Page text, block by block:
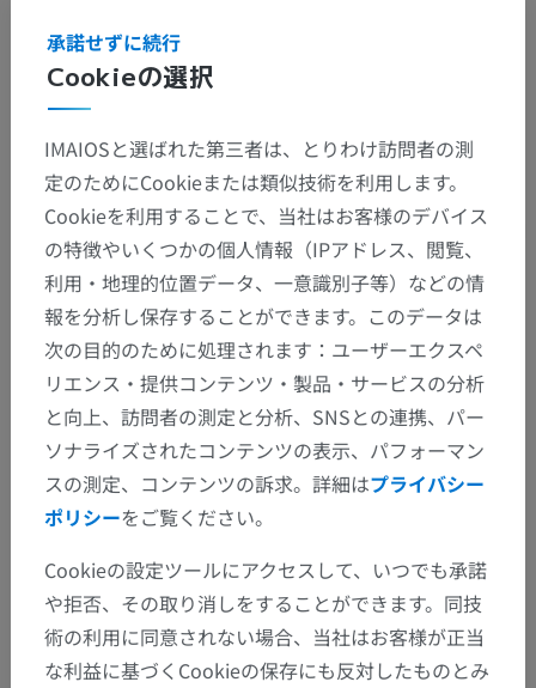
人体神経解剖学
翻訳
間違いを発見しましたか？
修正や翻訳、内容の改善の提案がありましたらどう
ぞお知らせください。
問題を報告
アプリを入手
Cookieの選択
承諾せずに続行
IMAIOSと選ばれた第三者は、とりわけ訪問者の測
定のためにCookieまたは類似技術を利用します。
Cookieを利用することで、当社はお客様のデバイス
の特徴やいくつかの個人情報（IPアドレス、閲覧、
利用・地理的位置データ、一意識別子等）などの情
報を分析し保存することができます。このデータは
次の目的のために処理されます：ユーザーエクスペ
リエンス・提供コンテンツ・製品・サービスの分析
と向上、訪問者の測定と分析、SNSとの連携、パー
ソナライズされたコンテンツの表示、パフォーマン
スの測定、コンテンツの訴求。詳細はプライバシー
ポリシーをご覧ください。
Cookieの設定ツールにアクセスして、いつでも承諾
や拒否、その取り消しをすることができます。同技
術の利用に同意されない場合、当社はお客様が正当
な利益に基づくCookieの保存にも反対したものとみ